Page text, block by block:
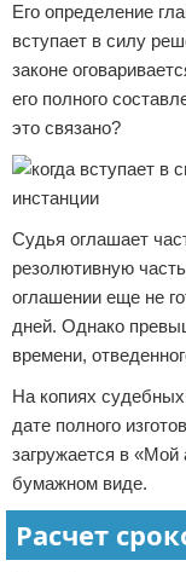
Его определение
вступает в силу
законе
его полного
это связано?
Судья оглашает
резолютивную
оглашении еще не
дней. Однако
времени,
На копиях судебных
дате полного
загружается в «Мой
бумажном виде.
Расчет